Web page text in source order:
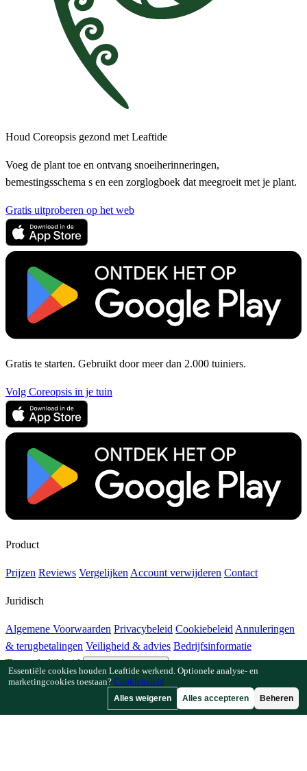
Houd Coreopsis gezond met Leaftide
Voeg de plant toe en ontvang snoeiherinneringen,
bemestingsschema s en een zorglogboek dat meegroeit met je plant.
Gratis uitproberen op het web
Gratis te starten. Gebruikt door meer dan 2.000 tuiniers.
Volg Coreopsis in je tuin
Product
Prijzen Reviews Vergelijken Account verwijderen Contact
Juridisch
Algemene Voorwaarden Privacybeleid Cookiebeleid Annuleringen
& terugbetalingen Veiligheid & advies Bedrijfsinformatie
Toegankelijkheid
Cookie-instellingen
Essentiële cookies houden Leaftide werkend. Optionele analyse- en
marketingcookies toestaan? Cookiebeleid
Alles weigeren Alles accepteren Beheren